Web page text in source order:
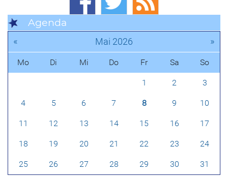
Agenda
« Mai 2026 »
Mo Di Mi Do Fr Sa So
1 2 3
4 5 6 7 8 9 10
11 12 13 14 15 16 17
18 19 20 21 22 23 24
25 26 27 28 29 30 31